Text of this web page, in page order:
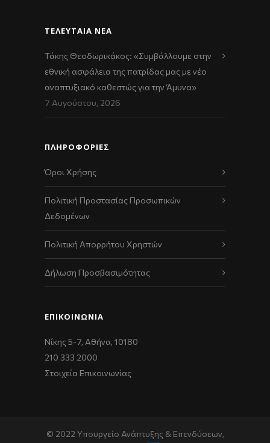
ΤΕΛΕΥΤΑΊΑ ΝΈΑ
Τάκης Θεοδωρικάκος: «Συμβάλλουμε στην
εθνική ασφάλεια της πατρίδας μας με νέο
αναπτυξιακό καθεστώς για την Άμυνα»
7 Αυγούστου, 2026
ΠΛΗΡΟΦΟΡΙΕΣ
Όροι Χρήσης
Πολιτική Προστασίας Προσωπικών
Δεδομένων
Πολιτική Απορρήτου Χρηστών
Δήλωση Προσβασιμότητας
ΕΠΙΚΟΙΝΩΝΊΑ
Νίκης 5-7, Αθήνα, 10180
210 333 2000
Στοιχεία Επικοινωνίας
© 2022 Υπουργείο Ανάπτυξης & Επενδύσεων,